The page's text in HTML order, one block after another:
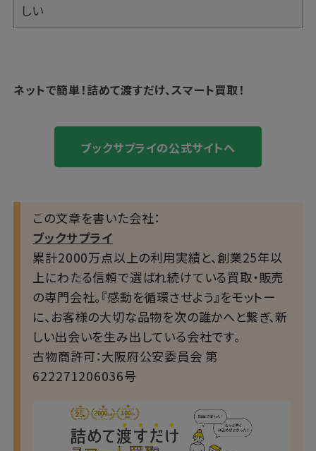
しい
ネットで簡単！詰めて渡すだけ、スマート買取！
ブックサプライの公式サイトへ
この文章を書いた会社：
ブックサプライ
累計2000万点以上の利用実績と、創業25年以
上にわたる信頼で選ばれ続けている買取・販売
の専門会社。『感動を循環させよう』をモットー
に、お客様の大切な品物を次の誰かへと繋ぎ、新
しい出会いを生み出している会社です。
古物商許可：大阪府公安委員会 第
622271206036号